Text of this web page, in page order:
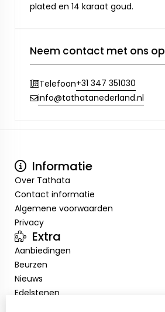
plated en 14 karaat goud.
Neem contact met ons op
Telefoon+31 347 351030
info@tathatanederland.nl
Informatie
Over Tathata
Contact informatie
Algemene voorwaarden
Privacy
Extra
Aanbiedingen
Beurzen
Nieuws
Edelstenen